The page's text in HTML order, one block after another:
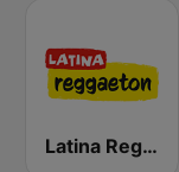
Latina Reggaeton